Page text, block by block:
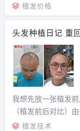
植发价格
头发种植日记 重
我想先放一张植发
（植发前后对比）
来打工，高中没毕
植发技术